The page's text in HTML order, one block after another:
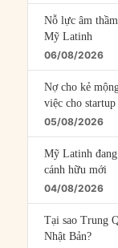
Nỗ lực âm
Mỹ Latinh
06/08/2026
Nợ cho kẻ
việc cho
05/08/2026
Mỹ Latinh
cánh hữu mới
04/08/2026
Tại sao Trung
Nhật Bản?